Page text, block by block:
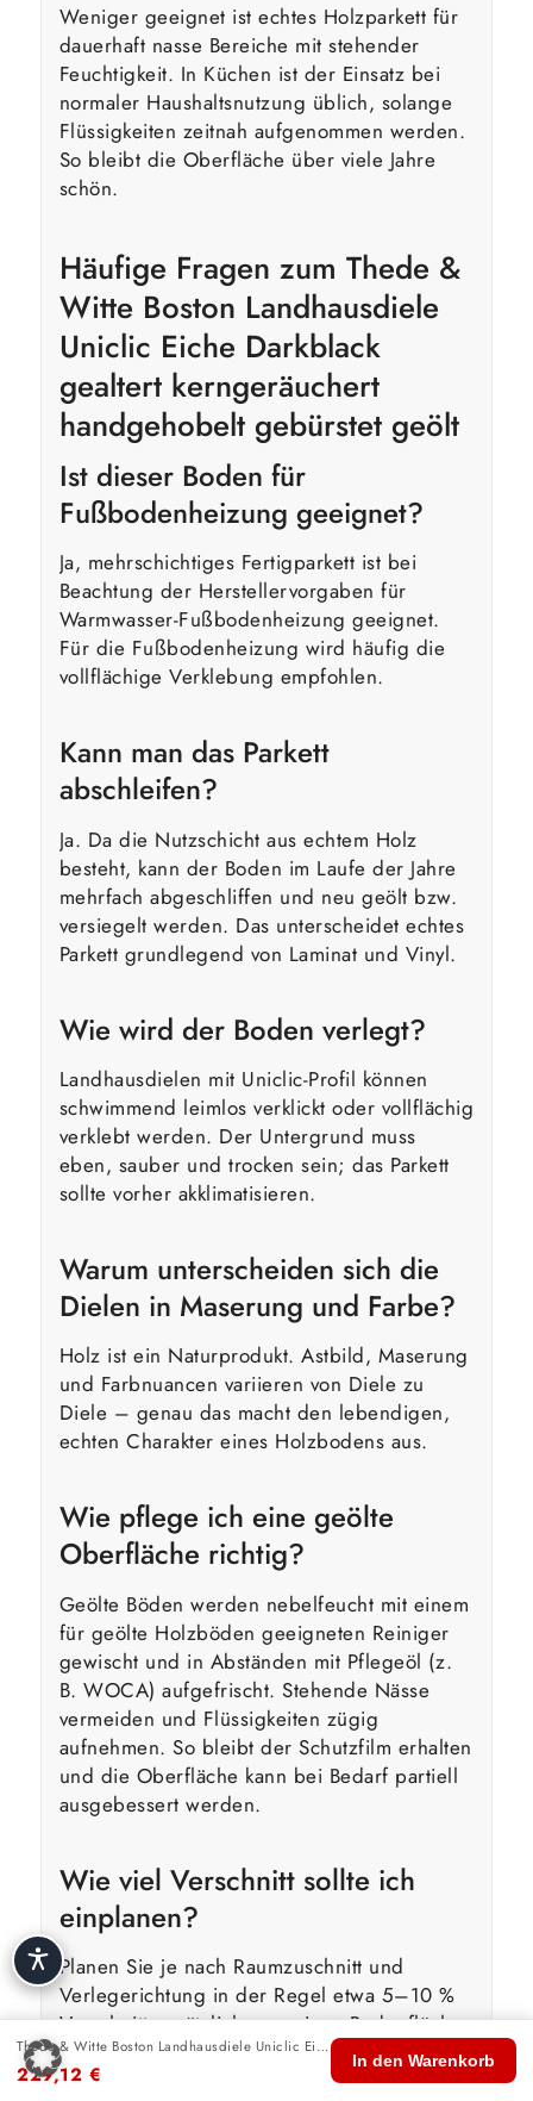
Weniger geeignet ist echtes Holzparkett für
dauerhaft nasse Bereiche mit stehender
Feuchtigkeit. In Küchen ist der Einsatz bei
normaler Haushaltsnutzung üblich, solange
Flüssigkeiten zeitnah aufgenommen werden.
So bleibt die Oberfläche über viele Jahre
schön.
Häufige Fragen zum Thede &
Witte Boston Landhausdiele
Uniclic Eiche Darkblack
gealtert kerngeräuchert
handgehobelt gebürstet geölt
Ist dieser Boden für
Fußbodenheizung geeignet?
Ja, mehrschichtiges Fertigparkett ist bei
Beachtung der Herstellervorgaben für
Warmwasser-Fußbodenheizung geeignet.
Für die Fußbodenheizung wird häufig die
vollflächige Verklebung empfohlen.
Kann man das Parkett
abschleifen?
Ja. Da die Nutzschicht aus echtem Holz
besteht, kann der Boden im Laufe der Jahre
mehrfach abgeschliffen und neu geölt bzw.
versiegelt werden. Das unterscheidet echtes
Parkett grundlegend von Laminat und Vinyl.
Wie wird der Boden verlegt?
Landhausdielen mit Uniclic-Profil können
schwimmend leimlos verklickt oder vollflächig
verklebt werden. Der Untergrund muss
eben, sauber und trocken sein; das Parkett
sollte vorher akklimatisieren.
Warum unterscheiden sich die
Dielen in Maserung und Farbe?
Holz ist ein Naturprodukt. Astbild, Maserung
und Farbnuancen variieren von Diele zu
Diele – genau das macht den lebendigen,
echten Charakter eines Holzbodens aus.
Wie pflege ich eine geölte
Oberfläche richtig?
Geölte Böden werden nebelfeucht mit einem
für geölte Holzböden geeigneten Reiniger
gewischt und in Abständen mit Pflegeöl (z.
B. WOCA) aufgefrischt. Stehende Nässe
vermeiden und Flüssigkeiten zügig
aufnehmen. So bleibt der Schutzfilm erhalten
und die Oberfläche kann bei Bedarf partiell
ausgebessert werden.
Wie viel Verschnitt sollte ich
einplanen?
Planen Sie je nach Raumzuschnitt und
Verlegerichtung in der Regel etwa 5–10 %
Verschnitt zusätzlich zur reinen Bodenfläche
ein. Bei verwinkelten Räumen oder
Diagonalverlegung entsprechend mehr. Wir
Thede & Witte Boston Landhausdiele Uniclic Eiche Darkblack gealtert kerngeräuchert handgehobelt gebürstet geölt
229,12 €
In den Warenkorb
🏠
Start
🛍️ 🔍 🛒
Warenkorb
👤
Konto